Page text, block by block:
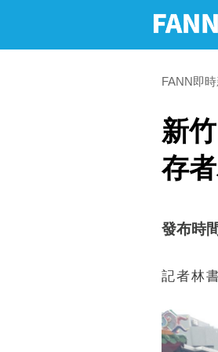
FANN即
新
存
發布時
記者林